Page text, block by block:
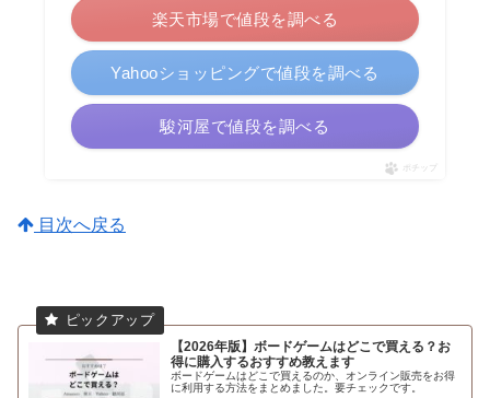
楽天市場で値段を調べる
Yahooショッピングで値段を調べる
駿河屋で値段を調べる
ポチップ
目次へ戻る
【2026年版】ボードゲームはどこで買える？お
得に購入するおすすめ教えます
ボードゲームはどこで買えるのか、オンライン販売をお得
に利用する方法をまとめました。要チェックです。